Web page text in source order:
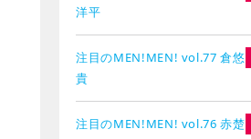
洋平
注目のMEN!MEN! vol.77 倉悠
貴
注目のMEN!MEN! vol.76 赤楚